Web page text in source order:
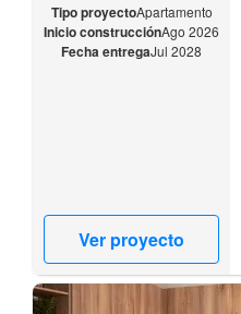
Tipo proyectoApartamento
Inicio construcciónAgo 2026
Fecha entregaJul 2028
Ver proyecto